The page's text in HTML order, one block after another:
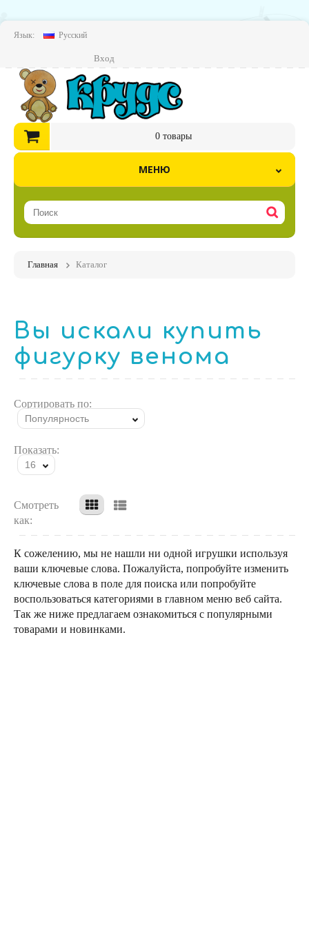
Язык: Русский
Вход
0товары
МЕНЮ
Главная Каталог
Вы искали купить
фигурку венома
Сортировать по:
Популярность
Показать:
16
Смотреть
как:
К сожелению, мы не нашли ни одной игрушки используя
ваши ключевые слова. Пожалуйста, попробуйте изменить
ключевые слова в поле для поиска или попробуйте
воспользоваться категориями в главном меню веб сайта.
Так же ниже предлагаем ознакомиться с популярными
товарами и новинками.